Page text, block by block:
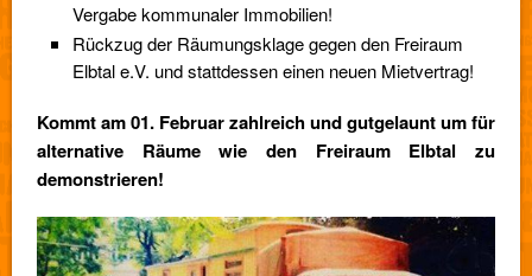
Vergabe kommunaler Immobilien!
Rückzug der Räumungsklage gegen den Freiraum
Elbtal e.V. und stattdessen einen neuen Mietvertrag!
Kommt am 01. Februar zahlreich und gutgelaunt um für
alternative Räume wie den Freiraum Elbtal zu
demonstrieren!